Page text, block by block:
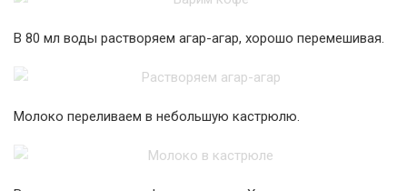
В 80 мл воды растворяем агар-агар, хорошо перемешивая.
Молоко переливаем в небольшую кастрюлю.